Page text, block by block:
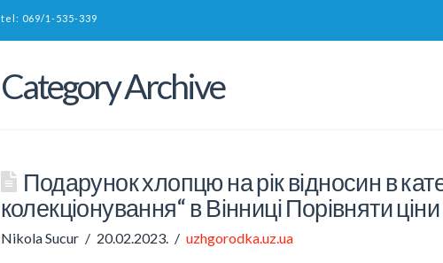
tel: 069/1-535-339
Category Archive
Подарунок хлопцю на рік відносин в
колекціонування“ в Вінниці Порівняти
Nikola Sucur 20.02.2023. uzhgorodka.uz.ua